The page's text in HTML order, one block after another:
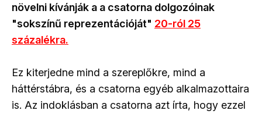
növelni kívánják a a csatorna dolgozóinak
"sokszínű reprezentációját" 20-ról 25
százalékra.
Ez kiterjedne mind a szereplőkre, mind a
háttérstábra, és a csatorna egyéb alkalmazottaira
is. Az indoklásban a csatorna azt írta, hogy ezzel